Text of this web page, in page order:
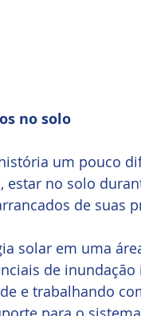
no solo
um pouco
estar no solo
de suas
solar em uma
de
e trabalhando